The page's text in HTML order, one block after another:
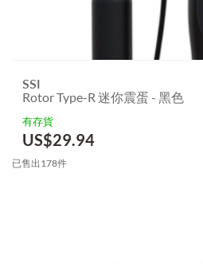
SSI
Rotor Type-R 迷你震蛋 - 黑色
有存貨
US$29.94
已售出178件